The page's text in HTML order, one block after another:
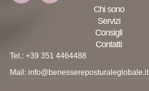
Chi sono
Servizi
Consigli
Contatti
Tel.: +39 351 4464488
Mail: info@benessereposturaleglobale.it